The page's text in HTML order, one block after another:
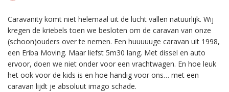
Caravanity komt niet helemaal uit de lucht vallen natuurlijk. Wij
kregen de kriebels toen we besloten om de caravan van onze
(schoon)ouders over te nemen. Een huuuuuge caravan uit 1998,
een Eriba Moving. Maar liefst 5m30 lang. Met dissel en auto
ervoor, doen we niet onder voor een vrachtwagen. En hoe leuk
het ook voor de kids is en hoe handig voor ons… met een
caravan lijdt je absoluut imago schade.